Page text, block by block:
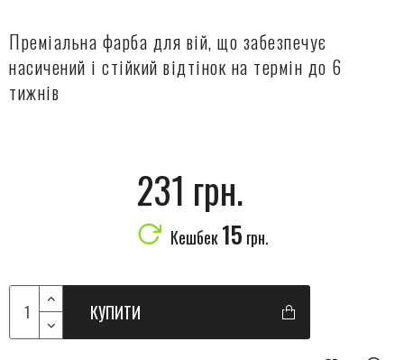
Преміальна фарба для вій, що забезпечує
насичений і стійкий відтінок на термін до 6
тижнів
231 грн.
Кешбек15 грн.
КУПИТИ